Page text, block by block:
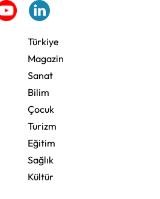
Türkiye
Magazin
Sanat
Bilim
Çocuk
Turizm
Eğitim
Sağlık
Kültür